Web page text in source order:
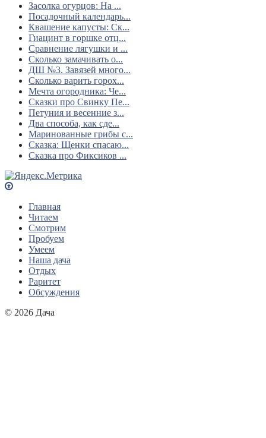
Засолка огурцов: На ...
Посадочный календарь...
Квашение капусты: Ск...
Гиацинт в горшке отц...
Сравнение лягушки и ...
Сколько замачивать о...
ДШ №3. Завязей много...
Сколько варить горох...
Мечта огородника: Че...
Сказки про Свинку Пе...
Петуния и весенние з...
Два способа, как сде...
Маринованные грибы с...
Сказка: Щенки спасаю...
Сказка про Фиксиков ...
Главная
Читаем
Смотрим
Пробуем
Умеем
Наша дача
Отдых
Раритет
Обсуждения
© 2026 Дача